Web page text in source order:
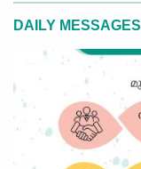
DAILY MESSAGES